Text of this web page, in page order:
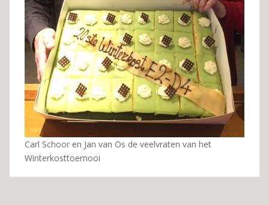
Carl Schoor en Jan van Os de veelvraten van het
Winterkosttoernooi